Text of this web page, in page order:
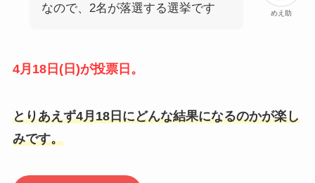
めえ助
なので、2名が落選する選挙です
4月18日(日)が投票日。
とりあえず4月18日にどんな結果になるのかが楽し
みです。